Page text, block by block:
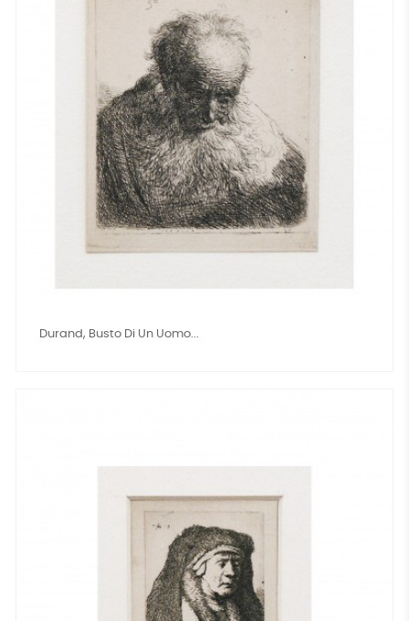
Durand, Busto Di Un Uomo...